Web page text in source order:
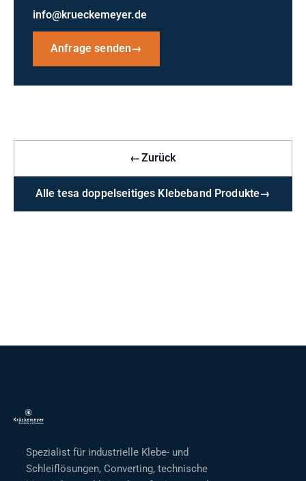
info@krueckemeyer.de
Anfrage senden→
←Zurück
Alle tesa doppelseitiges Klebeband Produkte→
Spezialist für industrielle Klebe- und
Schleiflösungen, Converting, technische